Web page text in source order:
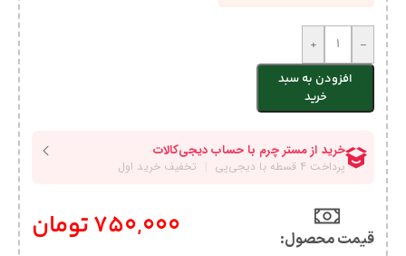
-
+
افزودن به سبد
خرید
قیمت محصول:​ 750,000تومان